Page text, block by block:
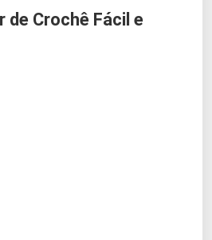
de Crochê Fácil e